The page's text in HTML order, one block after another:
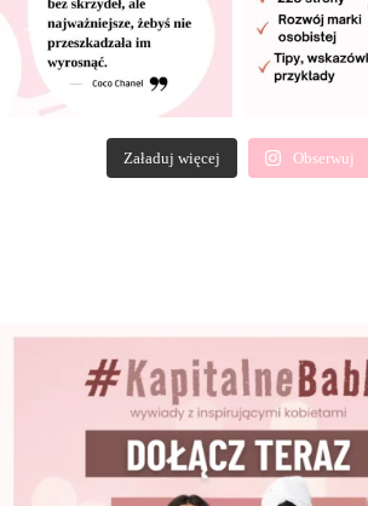
Załaduj więcej Obserwuj